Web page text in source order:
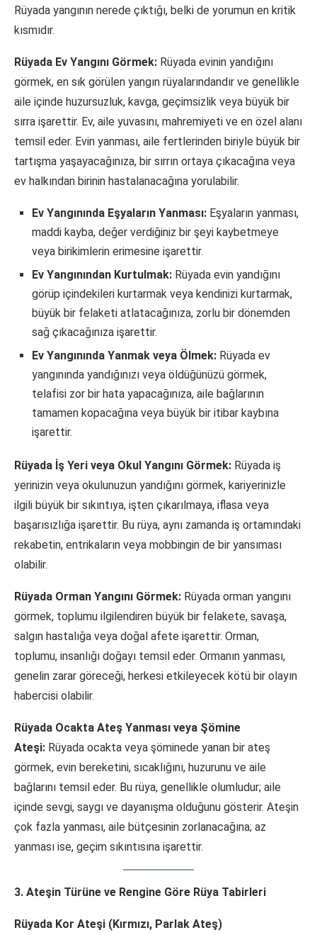
Rüyada yangının nerede çıktığı, belki de yorumun en kritik
kısmıdır.
Rüyada Ev Yangını Görmek: Rüyada evinin yandığını
görmek, en sık görülen yangın rüyalarındandır ve genellikle
aile içinde huzursuzluk, kavga, geçimsizlik veya büyük bir
sırra işarettir. Ev, aile yuvasını, mahremiyeti ve en özel alanı
temsil eder. Evin yanması, aile fertlerinden biriyle büyük bir
tartışma yaşayacağınıza, bir sırrın ortaya çıkacağına veya
ev halkından birinin hastalanacağına yorulabilir.
Ev Yangınında Eşyaların Yanması: Eşyaların yanması,
maddi kayba, değer verdiğiniz bir şeyi kaybetmeye
veya birikimlerin erimesine işarettir.
Ev Yangınından Kurtulmak: Rüyada evin yandığını
görüp içindekileri kurtarmak veya kendinizi kurtarmak,
büyük bir felaketi atlatacağınıza, zorlu bir dönemden
sağ çıkacağınıza işarettir.
Ev Yangınında Yanmak veya Ölmek: Rüyada ev
yangınında yandığınızı veya öldüğünüzü görmek,
telafisi zor bir hata yapacağınıza, aile bağlarının
tamamen kopacağına veya büyük bir itibar kaybına
işarettir.
Rüyada İş Yeri veya Okul Yangını Görmek: Rüyada iş
yerinizin veya okulunuzun yandığını görmek, kariyerinizle
ilgili büyük bir sıkıntıya, işten çıkarılmaya, iflasa veya
başarısızlığa işarettir. Bu rüya, aynı zamanda iş ortamındaki
rekabetin, entrikaların veya mobbingin de bir yansıması
olabilir.
Rüyada Orman Yangını Görmek: Rüyada orman yangını
görmek, toplumu ilgilendiren büyük bir felakete, savaşa,
salgın hastalığa veya doğal afete işarettir. Orman,
toplumu, insanlığı doğayı temsil eder. Ormanın yanması,
genelin zarar göreceği, herkesi etkileyecek kötü bir olayın
habercisi olabilir.
Rüyada Ocakta Ateş Yanması veya Şömine
Ateşi: Rüyada ocakta veya şöminede yanan bir ateş
görmek, evin bereketini, sıcaklığını, huzurunu ve aile
bağlarını temsil eder. Bu rüya, genellikle olumludur; aile
içinde sevgi, saygı ve dayanışma olduğunu gösterir. Ateşin
çok fazla yanması, aile bütçesinin zorlanacağına; az
yanması ise, geçim sıkıntısına işarettir.
3. Ateşin Türüne ve Rengine Göre Rüya Tabirleri
Rüyada Kor Ateşi (Kırmızı, Parlak Ateş)